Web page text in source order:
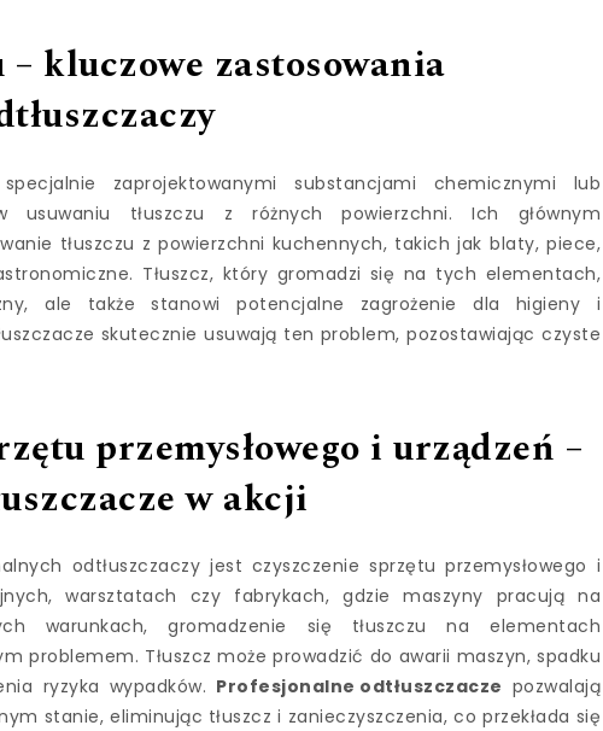
kluczowe zastosowania
zaprojektowanymi substancjami chemicznymi lub
tłuszczu z różnych powierzchni. Ich głównym
tłuszczu z powierzchni kuchennych, takich jak blaty, piece,
Tłuszcz, który gromadzi się na tych elementach,
ale także stanowi potencjalne zagrożenie dla higieny i
skutecznie usuwają ten problem, pozostawiając czyste
przemysłowego i urządzeń –
w akcji
odtłuszczaczy jest czyszczenie sprzętu przemysłowego i
warsztatach czy fabrykach, gdzie maszyny pracują na
warunkach, gromadzenie się tłuszczu na elementach
problemem. Tłuszcz może prowadzić do awarii maszyn, spadku
ryzyka wypadków. Profesjonalne odtłuszczacze pozwalają
stanie, eliminując tłuszcz i zanieczyszczenia, co przekłada się